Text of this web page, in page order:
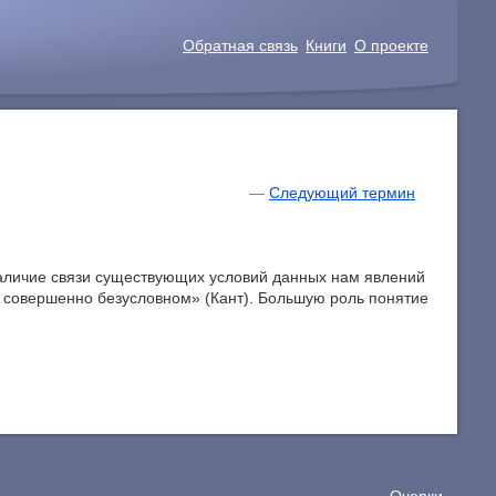
Обратная связь Книги О проекте
—Следующий термин
связи существующих условий данных нам явлений
безусловном» (Кант). Большую роль понятие